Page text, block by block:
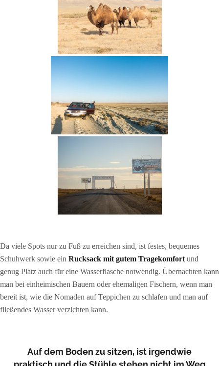
Da viele Spots nur zu Fuß zu erreichen sind, ist festes, bequemes
Schuhwerk sowie ein Rucksack mit gutem Tragekomfort und
genug Platz auch für eine Wasserflasche notwendig. Übernachten kann
man bei einheimischen Bauern oder ehemaligen Fischern, wenn man
bereit ist, wie die Nomaden auf Teppichen zu schlafen und man auf
fließendes Wasser verzichten kann.
Auf dem Boden zu sitzen, ist irgendwie